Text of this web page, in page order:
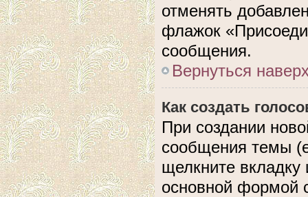
отменять
флажок
сообщения.
Вернуться
Как создать
При создании
сообщения темы
щелкните
основной формой